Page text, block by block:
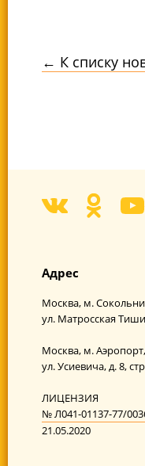
← К списку
Адрес
Москва, м.
ул. Матросская
Москва, м. Аэропорт,
ул. Усиевича,д. 8,
ЛИЦЕНЗИЯ
№ Л041-01137-77/
21.05.2020